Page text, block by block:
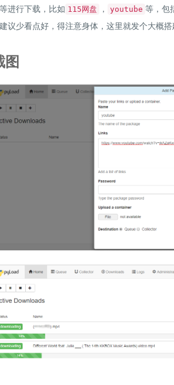
进行下载，比如 115网盘 ， youtube 等，包
议少看点好，得注意身体，这里就发个大概搭
图